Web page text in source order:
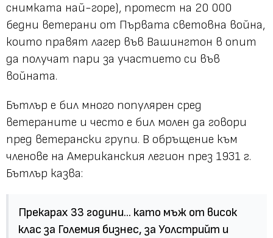
снимката най-горе), протест на 20 000
бедни ветерани от Първата световна война,
които правят лагер във Вашингтон в опит
да получат пари за участието си във
войната.
Бътлър е бил много популярен сред
ветераните и често е бил молен да говори
пред ветерански групи. В обръщение към
членове на Американския легион през 1931 г.
Бътлър казва:
Прекарах 33 години... като мъж от висок
клас за Големия бизнес, за Уолстрийт и